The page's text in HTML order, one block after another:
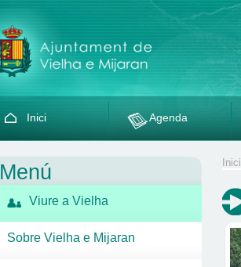
Inici Agenda
Menú
Viure a Vielha
Sobre Vielha e Mijaran
Inici